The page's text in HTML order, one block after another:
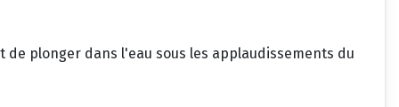
plonger dans l'eau sous les applaudissements du